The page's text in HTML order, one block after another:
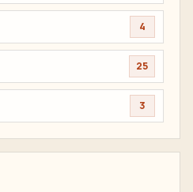
4
25
3